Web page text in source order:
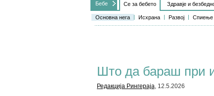
Бебе Се за бебето
Основна нега Исхрана Развој Спиење
Здравје и
Што да бараш при
Редакција Рингераја, 12.5.2026